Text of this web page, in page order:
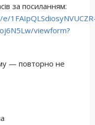
за посиланням:
viewform?
— повторно не